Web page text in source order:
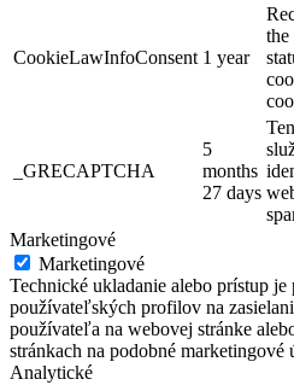
CookieLawInfoConsent 1 year
the
_GRECAPTCHA
5
months
27 days
Marketingové
Marketingové
Technické ukladanie alebo prístup
používateľských profilov na
používateľa na webovej stránke
stránkach na podobné marketingové
Analytické